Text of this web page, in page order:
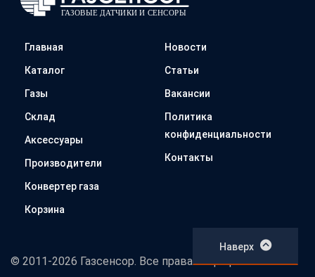
Главная
Каталог
Газы
Склад
Аксессуары
Производители
Конвертер газа
Корзина
Новости
Статьи
Вакансии
Политика
конфиденциальности
Контакты
© 2011-2026 Газсенсор. Все права защищены
Наверх